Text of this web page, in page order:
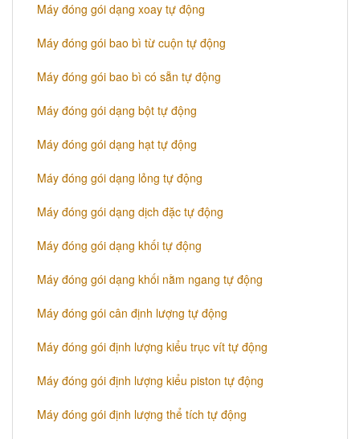
Máy đóng gói dạng xoay tự động
Máy đóng gói bao bì từ cuộn tự động
Máy đóng gói bao bì có sẵn tự động
Máy đóng gói dạng bột tự động
Máy đóng gói dạng hạt tự động
Máy đóng gói dạng lỏng tự động
Máy đóng gói dạng dịch đặc tự động
Máy đóng gói dạng khối tự động
Máy đóng gói dạng khối nằm ngang tự động
Máy đóng gói cân định lượng tự động
Máy đóng gói định lượng kiểu trục vít tự động
Máy đóng gói định lượng kiểu piston tự động
Máy đóng gói định lượng thể tích tự động